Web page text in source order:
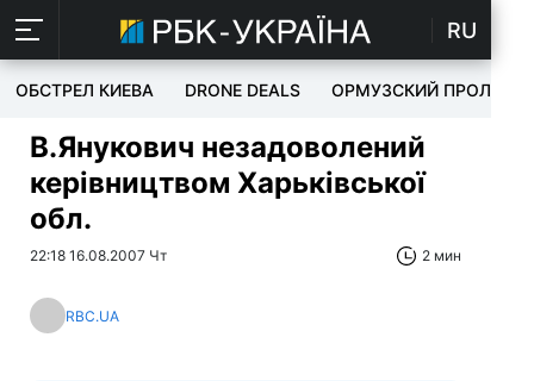
RU
ОБСТРЕЛ КИЕВА DRONE DEALS ОРМУЗСКИЙ ПРОЛИВ
В.Янукович незадоволений
керівництвом Харьківської
обл.
22:18 16.08.2007 Чт 2 мин
RBC.UA